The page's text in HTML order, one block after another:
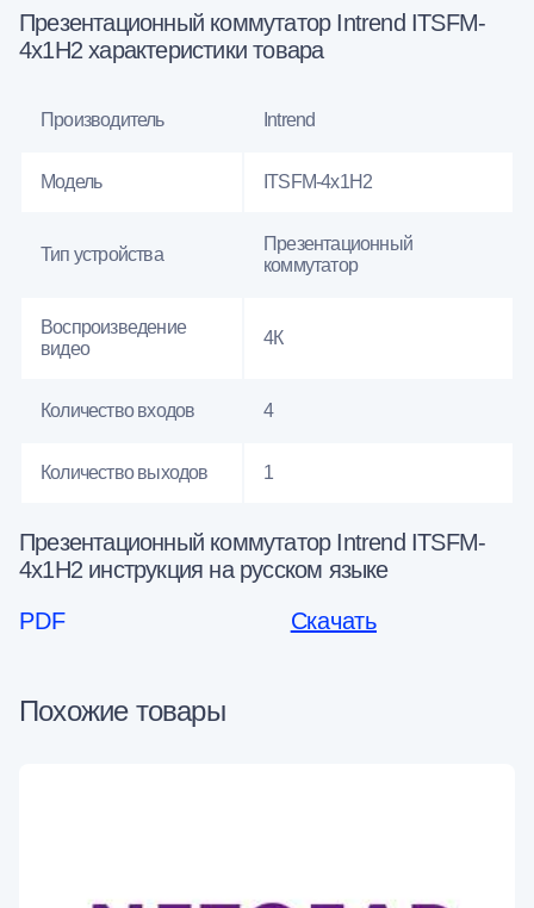
Презентационный коммутатор Intrend ITSFM-
4x1H2 характеристики товара
Производитель Intrend
Модель ITSFM-4x1H2
Тип устройства
Презентационный
коммутатор
Воспроизведение
видео
4К
Количество входов 4
Количество выходов 1
Презентационный коммутатор Intrend ITSFM-
4x1H2 инструкция на русском языке
PDF
Скачать
Похожие товары